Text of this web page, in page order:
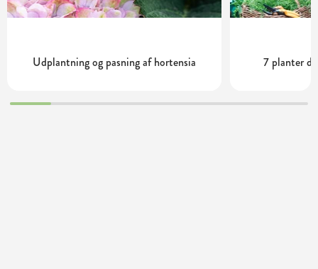
Udplantning og pasning af hortensia 7 planter